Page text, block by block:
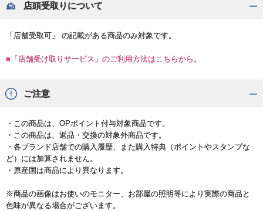
店頭受取りについて
「店舗受取可」 の記載がある商品のみ対象です。
■「店舗受け取りサービス」のご利用方法はこちらから。
ご注意
・この商品は、OPポイント付与対象商品です。
・この商品は、返品・交換の対象外商品です。
・各ブランド店舗での購入履歴、また購入特典（ポイントやスタンプな
ど）には加算されません。
・原産国は商品により異なります。
※商品の画像はお使いのモニター、お部屋の照明等により実際の商品と
色味が異なる場合がございます。